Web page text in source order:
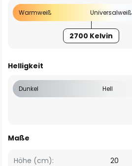
Warmweiß Universalweiß
2700 Kelvin
Helligkeit
Dunkel Hell
Maße
Höhe (cm): 20